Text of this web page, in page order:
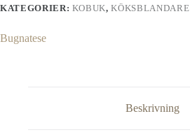
KATEGORIER: KOBUK,KÖKSBLANDARE
Bugnatese
Beskrivning